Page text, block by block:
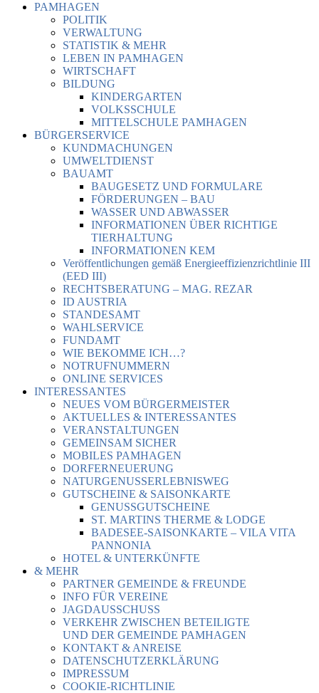
PAMHAGEN
POLITIK
VERWALTUNG
STATISTIK & MEHR
LEBEN IN PAMHAGEN
WIRTSCHAFT
BILDUNG
KINDERGARTEN
VOLKSSCHULE
MITTELSCHULE PAMHAGEN
BÜRGERSERVICE
KUNDMACHUNGEN
UMWELTDIENST
BAUAMT
BAUGESETZ UND FORMULARE
FÖRDERUNGEN – BAU
WASSER UND ABWASSER
INFORMATIONEN ÜBER RICHTIGE
TIERHALTUNG
INFORMATIONEN KEM
Veröffentlichungen gemäß Energieeffizienzrichtlinie III
(EED III)
RECHTSBERATUNG – MAG. REZAR
ID AUSTRIA
STANDESAMT
WAHLSERVICE
FUNDAMT
WIE BEKOMME ICH…?
NOTRUFNUMMERN
ONLINE SERVICES
INTERESSANTES
NEUES VOM BÜRGERMEISTER
AKTUELLES & INTERESSANTES
VERANSTALTUNGEN
GEMEINSAM SICHER
MOBILES PAMHAGEN
DORFERNEUERUNG
NATURGENUSSERLEBNISWEG
GUTSCHEINE & SAISONKARTE
GENUSSGUTSCHEINE
ST. MARTINS THERME & LODGE
BADESEE-SAISONKARTE – VILA VITA
PANNONIA
HOTEL & UNTERKÜNFTE
& MEHR
PARTNER GEMEINDE & FREUNDE
INFO FÜR VEREINE
JAGDAUSSCHUSS
VERKEHR ZWISCHEN BETEILIGTE
UND DER GEMEINDE PAMHAGEN
KONTAKT & ANREISE
DATENSCHUTZERKLÄRUNG
IMPRESSUM
COOKIE-RICHTLINIE